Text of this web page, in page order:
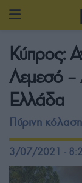
Κύπρος:
Λεμεσό –
Ελλάδα
Πύρινη
3/07/2021 -